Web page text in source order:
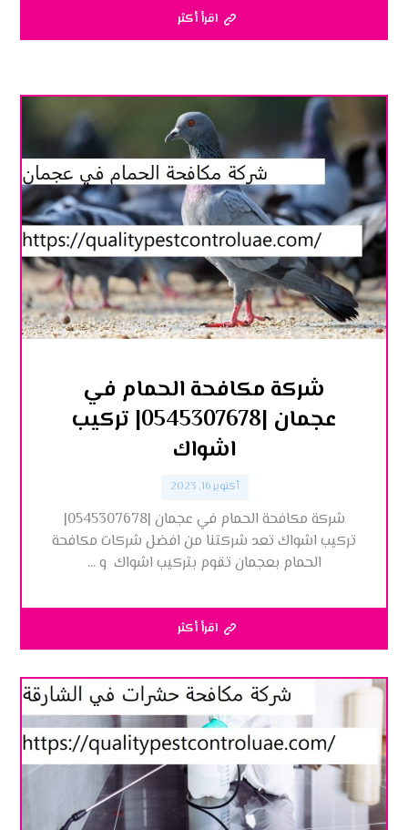
اقرأ أكثر
شركة مكافحة الحمام في
عجمان |0545307678| تركيب
اشواك
أكتوبر 16, 2023
شركة مكافحة الحمام في عجمان |0545307678|
تركيب اشواك تعد شركتنا من افضل شركات مكافحة
الحمام بعجمان تقوم بتركيب اشواك و ...
اقرأ أكثر